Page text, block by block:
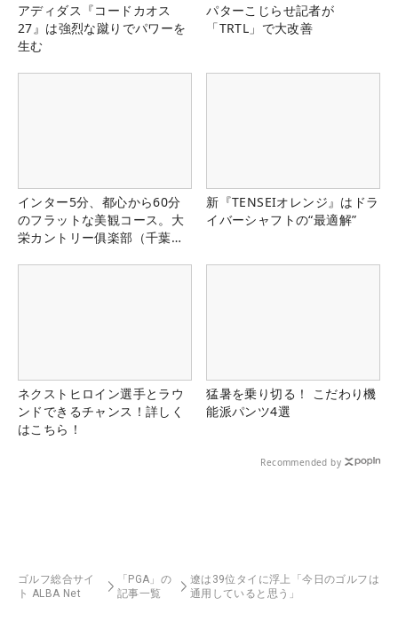
アディダス『コードカオス
27』は強烈な蹴りでパワーを
生む
パターこじらせ記者が
「TRTL」で大改善
インター5分、都心から60分
のフラットな美観コース。大
栄カントリー俱楽部（千葉
新『TENSEIオレンジ』はドラ
イバーシャフトの“最適解”
ネクストヒロイン選手とラウ
ンドできるチャンス！詳しく
はこちら！
猛暑を乗り切る！ こだわり機
能派パンツ4選
Recommended by
ゴルフ総合サイ
ト ALBA Net
「PGA」の
記事一覧
遼は39位タイに浮上「今日のゴルフは
通用していると思う」